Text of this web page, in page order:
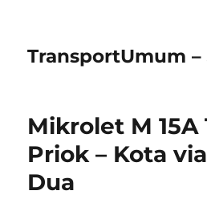
TransportUmum –
Mikrolet M 15A
Priok – Kota
Dua